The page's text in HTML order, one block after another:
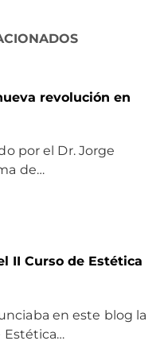
revolución en
por el Dr. Jorge
de…
II Curso de Estética
en este blog la
Estética…